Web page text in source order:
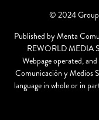
© 2024
Published by Menta
REWORLD MEDIA
Webpage operated,
Comunicación y Medios
language in whole or in